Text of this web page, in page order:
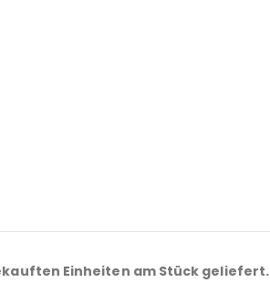
Einheiten am Stück geliefert.